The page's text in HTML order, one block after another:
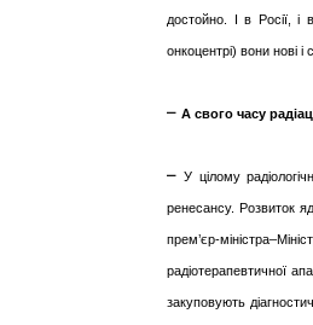
достойно. І в Росії, і
онкоцентрі) вони нові і
– А свого часу
–У цілому
ренесансу. Розвиток
прем’єр-
радіотерапевтичної
закуповують